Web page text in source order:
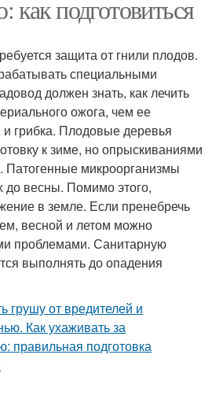
подготовиться
защита от гнили плодов.
специальными
должен знать, как лечить
ожога, чем ее
грибка. Плодовые деревья
к зиме, но опрыскиваниями
Патогенные микроорганизмы
до весны. Помимо этого,
в земле. Если пренебречь
весной и летом можно
проблемами. Санитарную
выполнять до опадения